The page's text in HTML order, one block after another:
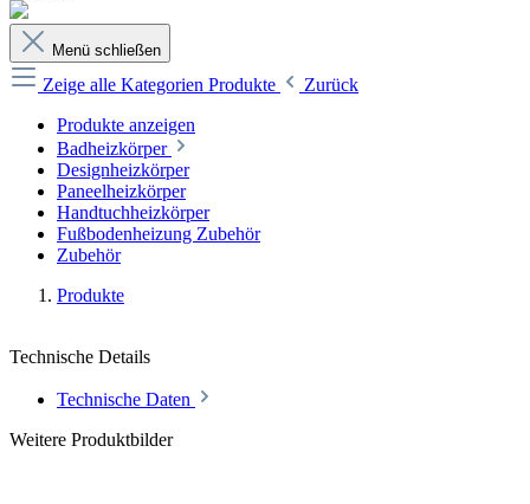
Menü schließen
Zeige alle Kategorien Produkte
Zurück
Produkte anzeigen
Badheizkörper
Designheizkörper
Paneelheizkörper
Handtuchheizkörper
Fußbodenheizung Zubehör
Zubehör
Produkte
Technische Details
Technische Daten
Weitere Produktbilder